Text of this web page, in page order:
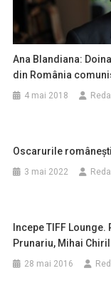
Ana Blandiana:
din România
4 mai 2018
Oscarurile
3 mai 2022
Incepe TIFF
Prunariu, Mihai
28 mai 2016